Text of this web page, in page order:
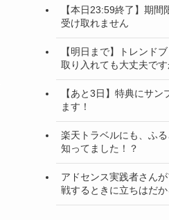
【本日23:59終了】期
受け取れません
【明日まで】トレンド
取り入れても大丈夫です
【あと3日】特典にサ
ます！
楽天トラベルにも、ふ
知ってました！？
アドセンス実践者さん
戦するときに立ちはだ